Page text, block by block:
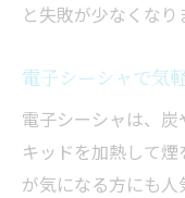
と失敗が少なくなり
電子シーシャで気
電子シーシャは、
キッドを加熱して
が気になる方にも